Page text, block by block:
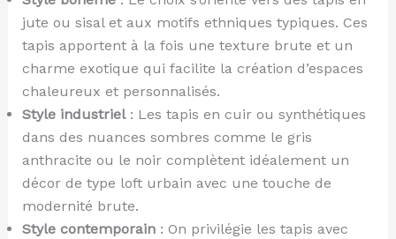
jute ou sisal et aux motifs ethniques typiques. Ces
tapis apportent à la fois une texture brute et un
charme exotique qui facilite la création d’espaces
chaleureux et personnalisés.
Style industriel: Les tapis en cuir ou synthétiques
dans des nuances sombres comme le gris
anthracite ou le noir complètent idéalement un
décor de type loft urbain avec une touche de
modernité brute.
Style contemporain: On privilégie les tapis avec